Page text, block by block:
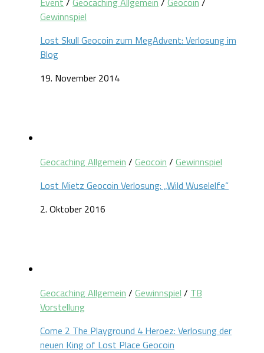
Gewinnspiel
Lost Skull Geocoin zum MegAdvent: Verlosung im
Blog
19. November 2014
Geocaching Allgemein / Geocoin / Gewinnspiel
Lost Mietz Geocoin Verlosung: „Wild Wuselelfe“
2. Oktober 2016
Geocaching Allgemein / Gewinnspiel / TB
Vorstellung
Come 2 The Playground 4 Heroez: Verlosung der
neuen King of Lost Place Geocoin